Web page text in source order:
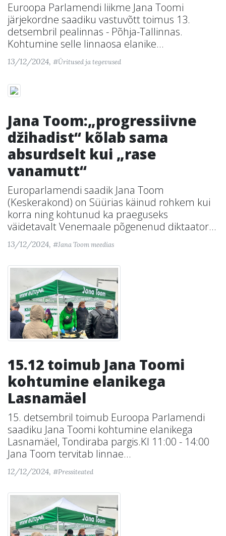
Euroopa Parlamendi liikme Jana Toomi
järjekordne saadiku vastuvõtt toimus 13.
detsembril pealinnas - Põhja-Tallinnas.
Kohtumine selle linnaosa elanike...
13/12/2024, #Üritused ja tegevused
Jana Toom:„progressiivne
džihadist“ kõlab sama
absurdselt kui „rase
vanamutt“
Europarlamendi saadik Jana Toom
(Keskerakond) on Süürias käinud rohkem kui
korra ning kohtunud ka praeguseks
väidetavalt Venemaale põgenenud diktaator...
13/12/2024, #Jana Toom meedias
15.12 toimub Jana Toomi
kohtumine elanikega
Lasnamäel
15. detsembril toimub Euroopa Parlamendi
saadiku Jana Toomi kohtumine elanikega
Lasnamäel, Tondiraba pargis.Kl 11:00 - 14:00
Jana Toom tervitab linnae...
12/12/2024, #Pressiteated